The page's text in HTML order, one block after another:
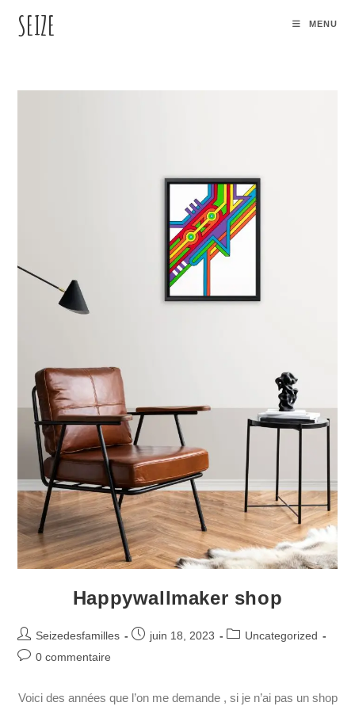
SEIZE MENU
Happywallmaker shop
Seizedesfamilles juin 18, 2023
Uncategorized
0 commentaire
Voici des années que l’on me demande , si je n’ai pas un shop